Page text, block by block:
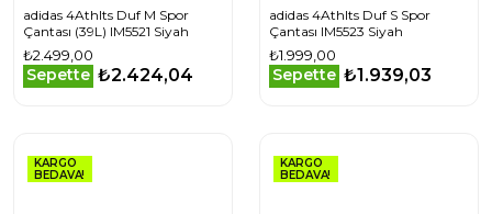
adidas 4Athlts Duf M Spor
Çantası (39L) IM5521 Siyah
₺2.499,00
Sepette ₺2.424,04
adidas 4Athlts Duf S Spor
Çantası IM5523 Siyah
₺1.999,00
Sepette ₺1.939,03
KARGO
BEDAVA!
KARGO
BEDAVA!